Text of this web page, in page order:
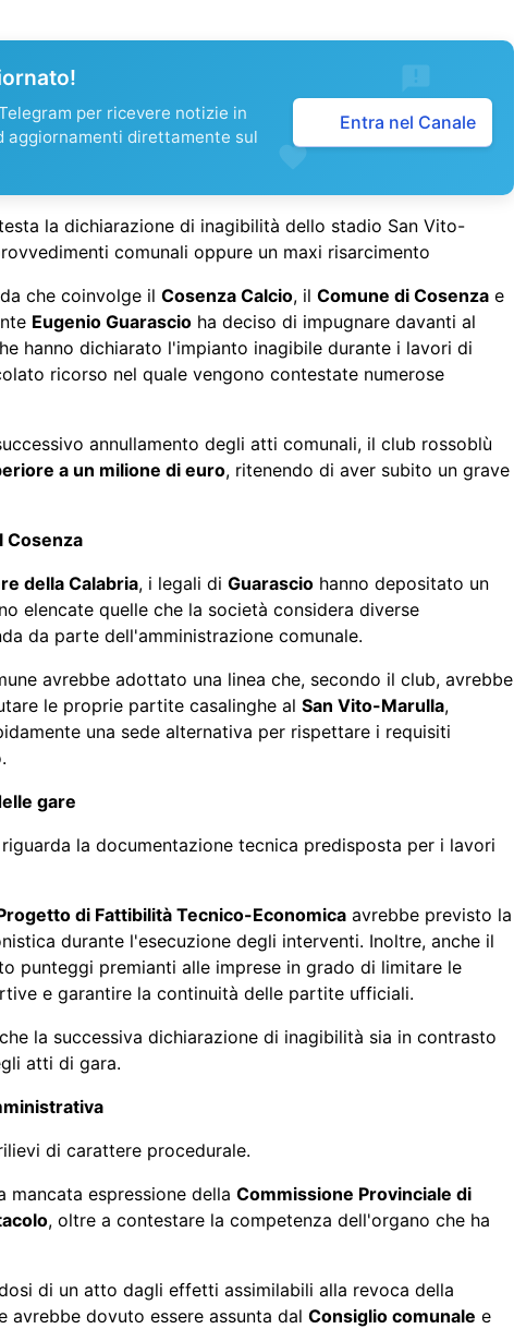
per ricevere notizie in
aggiornamenti direttamente sul
Entra nel Canale
la dichiarazione di inagibilità dello stadio San Vito-
comunali oppure un maxi risarcimento
che coinvolge il Cosenza Calcio, il Comune di Cosenza e
Eugenio Guarascio ha deciso di impugnare davanti al
hanno dichiarato l'impianto inagibile durante i lavori di
ricorso nel quale vengono contestate numerose
annullamento degli atti comunali, il club rossoblù
a un milione di euro, ritenendo di aver subito un grave
Cosenza
della Calabria, i legali di Guarascio hanno depositato un
elencate quelle che la società considera diverse
da parte dell'amministrazione comunale.
avrebbe adottato una linea che, secondo il club, avrebbe
le proprie partite casalinghe al San Vito-Marulla,
una sede alternativa per rispettare i requisiti
gare
la documentazione tecnica predisposta per i lavori
di Fattibilità Tecnico-Economica avrebbe previsto la
durante l'esecuzione degli interventi. Inoltre, anche il
punteggi premianti alle imprese in grado di limitare le
e garantire la continuità delle partite ufficiali.
la successiva dichiarazione di inagibilità sia in contrasto
atti di gara.
di carattere procedurale.
mancata espressione della Commissione Provinciale di
, oltre a contestare la competenza dell'organo che ha
di un atto dagli effetti assimilabili alla revoca della
avrebbe dovuto essere assunta dal Consiglio comunale e